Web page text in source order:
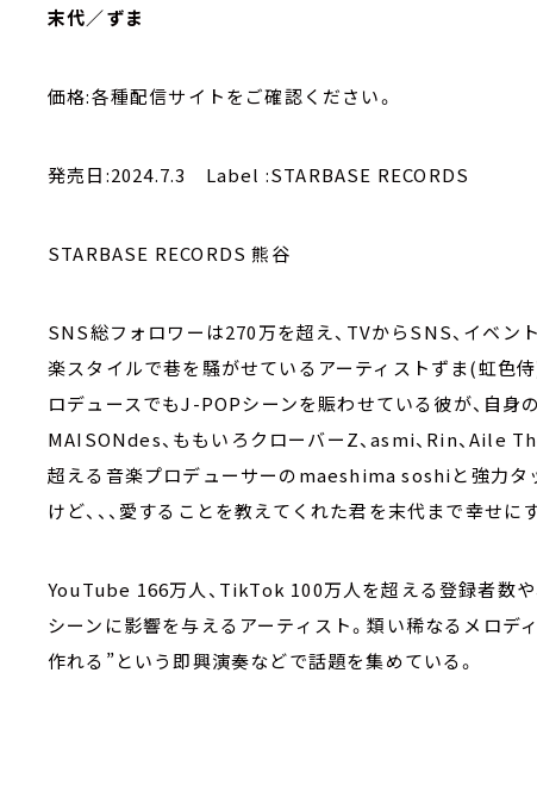
末代／ずま
価格:各種配信サイトをご確認ください。
発売日:2024.7.3 Label :STARBASE RECORDS
STARBASE RECORDS 熊谷
SNS総フォロワーは270万を超え、TVからSNS、イベン
楽スタイルで巷を騒がせているアーティストずま(虹色
ロデュースでもJ-POPシーンを賑わせている彼が、自身の
MAISONdes、ももいろクローバーZ、asmi、Rin、Aile
超える音楽プロデューサーのmaeshima soshiと強力タ
けど、、、愛することを教えてくれた君を末代まで幸せに
YouTube 166万人、TikTok 100万人を超える登録者数
シーンに影響を与えるアーティスト。類い稀なるメロデ
作れる”という即興演奏などで話題を集めている。